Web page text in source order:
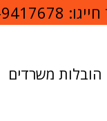
הובלות משרדים